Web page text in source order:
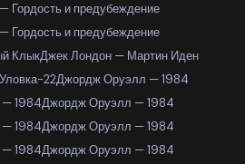
Гордость и предубеждение
Гордость и предубеждение
КлыкДжек Лондон — Мартин Иден
22Джордж Оруэлл — 1984
1984Джордж Оруэлл — 1984
1984Джордж Оруэлл — 1984
1984Джордж Оруэлл — 1984